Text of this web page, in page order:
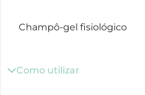
Champô-gel fisiológico
Como utilizar